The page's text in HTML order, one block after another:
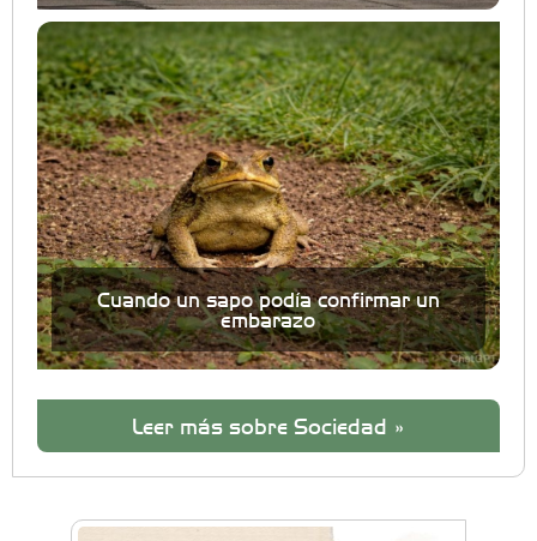
Cuando un sapo podía confirmar un
embarazo
Leer más sobre Sociedad »